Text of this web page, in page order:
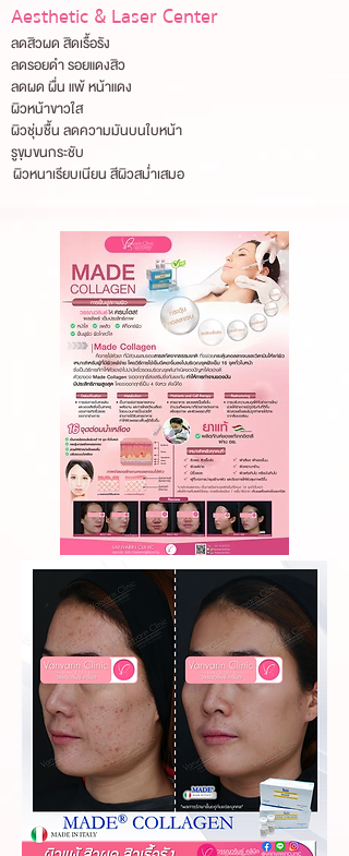
Aesthetic & Laser Center
ลดสิวผด สิดเรื้อรัง
ลดรอยดำ รอยแดงสิว
ลดผด ผื่น แพ้ หน้าแดง
ผิวหน้าขาวใส
ผิวชุ่มชื้น ลดความมันบนใบหน้า
รูขุมขนกระชับ
ผิวหนาเรียบเนียน สีผิวสม่ำเสมอ